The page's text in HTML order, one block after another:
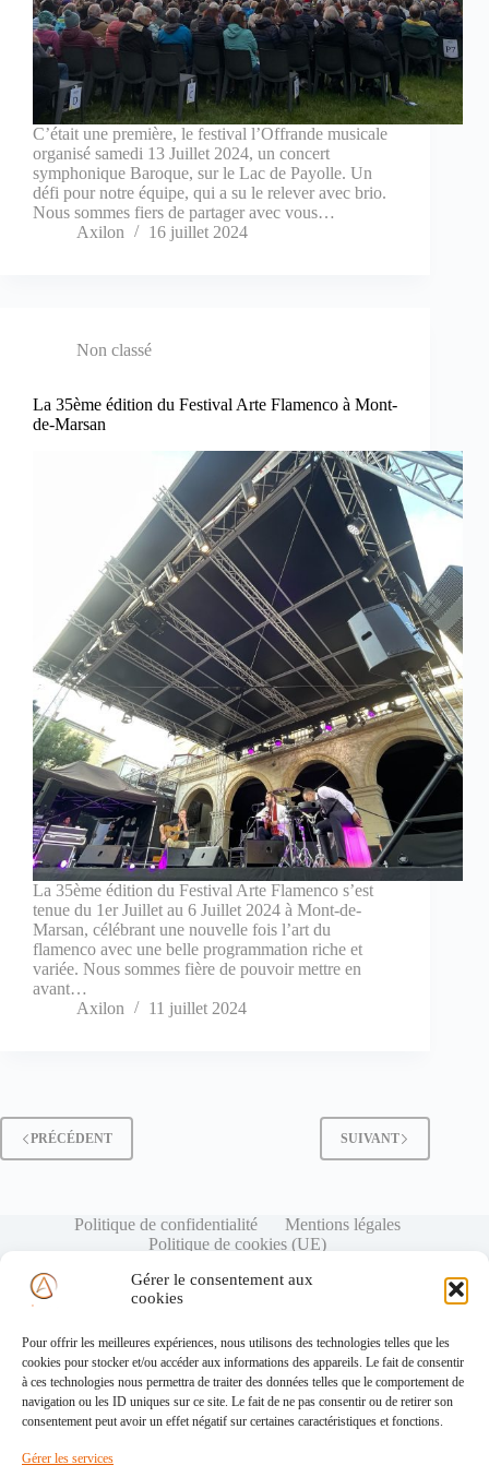
Gérer le consentement aux
cookies
Pour offrir les meilleures expériences, nous utilisons des technologies telles que les
cookies pour stocker et/ou accéder aux informations des appareils. Le fait de consentir
à ces technologies nous permettra de traiter des données telles que le comportement de
navigation ou les ID uniques sur ce site. Le fait de ne pas consentir ou de retirer son
consentement peut avoir un effet négatif sur certaines caractéristiques et fonctions.
Gérer les services
C’était une première, le festival l’Offrande musicale
organisé samedi 13 Juillet 2024, un concert
symphonique Baroque, sur le Lac de Payolle. Un
défi pour notre équipe, qui a su le relever avec brio.
Nous sommes fiers de partager avec vous…
Axilon
16 juillet 2024
Non classé
La 35ème édition du Festival Arte Flamenco à Mont-
de-Marsan
La 35ème édition du Festival Arte Flamenco s’est
tenue du 1er Juillet au 6 Juillet 2024 à Mont-de-
Marsan, célébrant une nouvelle fois l’art du
flamenco avec une belle programmation riche et
variée. Nous sommes fière de pouvoir mettre en
avant…
Axilon
11 juillet 2024
PRÉCÉDENT SUIVANT
Politique de confidentialité
Mentions légales
Politique de cookies (UE)